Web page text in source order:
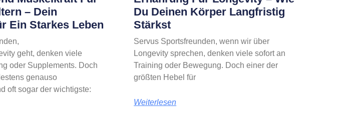
– Dein
Ein Starkes Leben
geht, denken viele
oder Supplements. Doch
genauso
oft sogar der wichtigste:
Du Deinen Körper Langfristig
Stärkst
Servus Sportsfreunden, wenn wir über
Longevity sprechen, denken viele sofort an
Training oder Bewegung. Doch einer der
größten Hebel für
Weiterlesen